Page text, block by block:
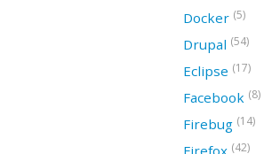
Docker (5)
Drupal (54)
Eclipse (17)
Facebook (8)
Firebug (14)
Firefox (42)